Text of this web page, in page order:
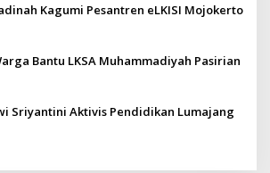
Kagumi Pesantren eLKISI Mojokerto
Bantu LKSA Muhammadiyah Pasirian
Sriyantini Aktivis Pendidikan Lumajang